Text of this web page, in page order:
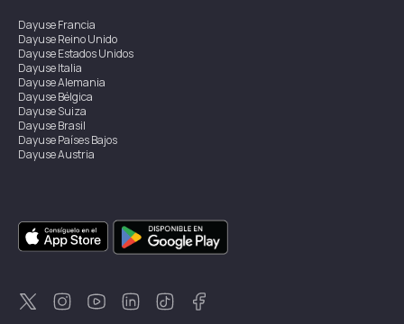
DayuseFrancia
DayuseReino Unido
DayuseEstados Unidos
DayuseItalia
DayuseAlemania
DayuseBélgica
DayuseSuiza
DayuseBrasil
DayusePaíses Bajos
DayuseAustria
DayuseSingapur
DayuseSuecia
DayuseTailandia
DayuseNueva Zelanda
DayuseTurquía